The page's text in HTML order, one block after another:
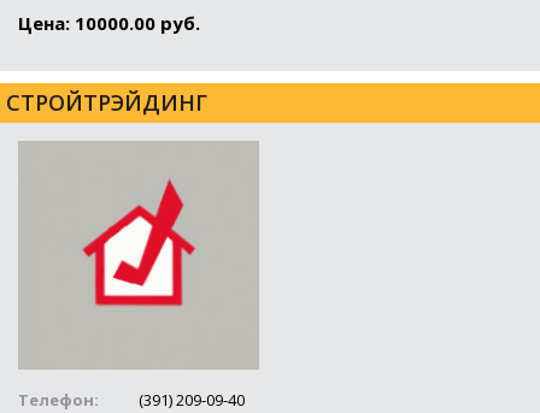
Цена: 10000.00 руб.
СТРОЙТРЭЙДИНГ
Телефон:
(391) 209-09-40